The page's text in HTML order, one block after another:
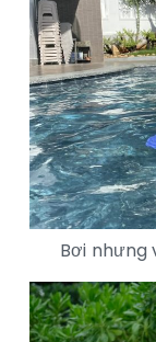
Bơi nhưng